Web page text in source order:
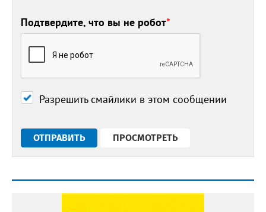
Подтвердите, что вы не робот*
Разрешить смайлики в этом сообщении